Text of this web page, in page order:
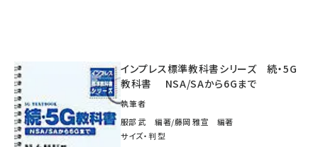
インプレス標準教科書シリーズ 続・5G
教科書 NSA/SAから6Gまで
執筆者
服部 武 編著/藤岡 雅宣 編著
サイズ・判型